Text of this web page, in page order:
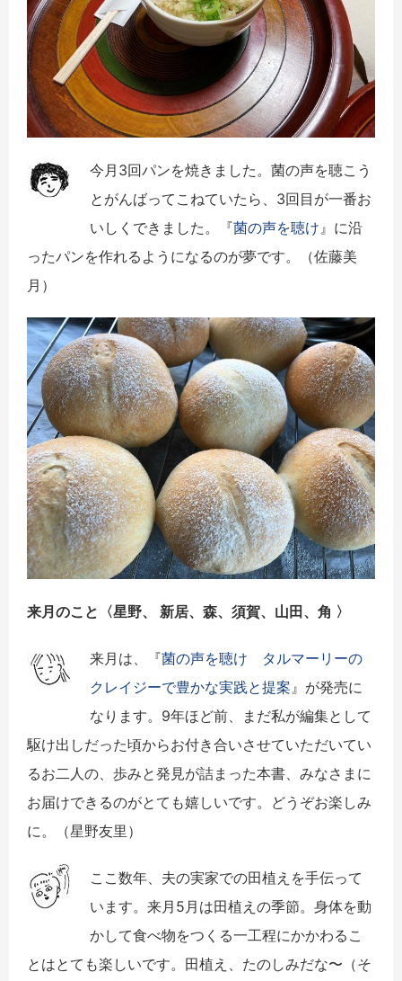
今月3回パンを焼きました。菌の声を聴こう
とがんばってこねていたら、3回目が一番お
いしくできました。『菌の声を聴け』に沿
ったパンを作れるようになるのが夢です。（佐藤美
月）
来月のこと〈星野、 新居、森、須賀、山田、 角 〉
来月は、『菌の声を聴け タルマーリーの
クレイジーで豊かな実践と提案』が発売に
なります。9年ほど前、まだ私が編集として
駆け出しだった頃からお付き合いさせていただいてい
るお二人の、歩みと発見が詰まった本書、みなさまに
お届けできるのがとても嬉しいです。どうぞお楽しみ
に。（星野友里）
ここ数年、夫の実家での田植えを手伝って
います。来月5月は田植えの季節。身体を動
かして食べ物をつくる一工程にかかわるこ
とはとても楽しいです。田植え、たのしみだな〜（そ